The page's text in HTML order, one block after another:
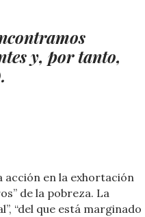
y, por tanto,
acción en la exhortación
de la pobreza. La
“del que está marginado